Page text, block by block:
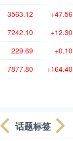
3563.12 +47.56
7242.10 +12.30
229.69 +0.10
7877.80 +164.40
话题标签